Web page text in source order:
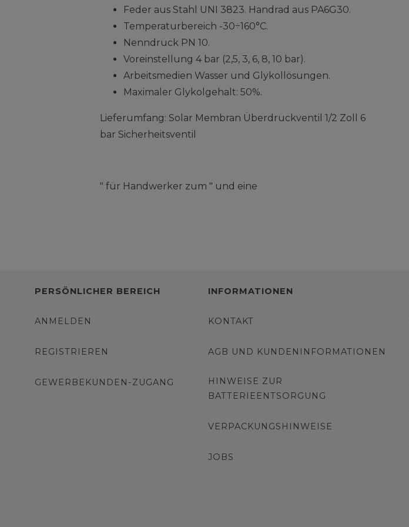
Feder aus Stahl UNI 3823. Handrad aus PA6G30.
Temperaturbereich -30÷160°C.
Nenndruck PN 10.
Voreinstellung 4 bar (2,5, 3, 6, 8, 10 bar).
Arbeitsmedien Wasser und Glykollösungen.
Maximaler Glykolgehalt: 50%.
Lieferumfang: Solar Membran Überdruckventil 1/2 Zoll 6
bar Sicherheitsventil
" für Handwerker zum " und eine
PERSÖNLICHER BEREICH
ANMELDEN
REGISTRIEREN
GEWERBEKUNDEN-ZUGANG
INFORMATIONEN
KONTAKT
AGB UND KUNDENINFORMATIONEN
HINWEISE ZUR
BATTERIEENTSORGUNG
VERPACKUNGSHINWEISE
JOBS